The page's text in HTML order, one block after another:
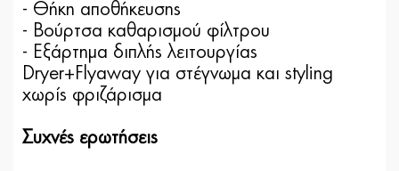
- Θήκη αποθήκευσης
- Βούρτσα καθαρισμού φίλτρου
- Εξάρτημα διπλής λειτουργίας
Dryer+Flyaway για στέγνωμα και styling
χωρίς φριζάρισμα
Συχνές ερωτήσεις